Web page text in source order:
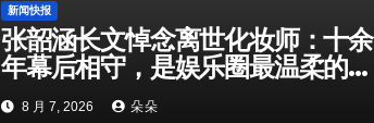
新闻快报
张韶涵长文悼念离世化妆师：十余
年幕后相守，是娱乐圈最温柔的双
向奔赴
8 月 7, 2026 朵朵